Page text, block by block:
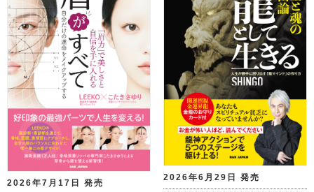
2026年7月17日 発売
2026年6月29日 発売